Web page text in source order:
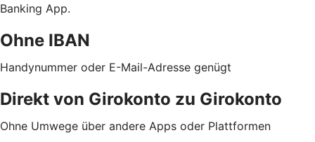
Banking App.
Ohne IBAN
Handynummer oder E-Mail-Adresse genügt
Direkt von Girokonto zu Girokonto
Ohne Umwege über andere Apps oder Plattformen